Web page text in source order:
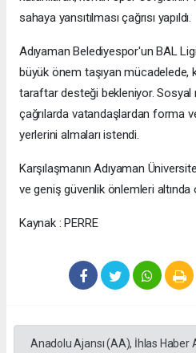
sahaya yansıtılması çağrısı yapıldı.
Adıyaman Belediyespor'un BAL
büyük önem taşıyan mücadelede,
taraftar desteği bekleniyor. Sosyal
çağrılarda vatandaşlardan forma
yerlerini almaları istendi.
Karşılaşmanın Adıyaman
ve geniş güvenlik önlemleri altında
Kaynak : PERRE
Anadolu Ajansı (AA), İhlas Haber